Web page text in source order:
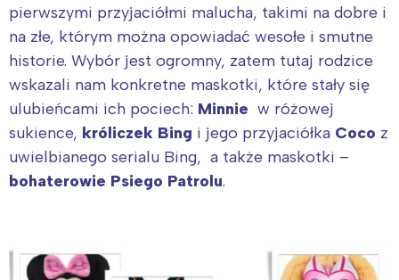
pierwszymi przyjaciółmi malucha, takimi na dobre i
na złe, którym można opowiadać wesołe i smutne
historie. Wybór jest ogromny, zatem tutaj rodzice
wskazali nam konkretne maskotki, które stały się
ulubieńcami ich pociech: Minnie w różowej
sukience, króliczek Bing i jego przyjaciółka Coco z
uwielbianego serialu Bing, a także maskotki –
bohaterowie Psiego Patrolu.